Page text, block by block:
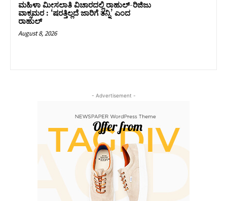
ಮಹಿಳಾ ಮೀಸಲಾತಿ ವಿಚಾರದಲ್ಲಿ ರಾಹುಲ್‌-ರಿಜಿಜು
ವಾಕ್ಸಮರ : ‘ಷರತ್ತಿಲ್ಲದೆ ಜಾರಿಗೆ ತನ್ನಿ’ ಎಂದ
ರಾಹುಲ್‌
August 8, 2026
- Advertisement -